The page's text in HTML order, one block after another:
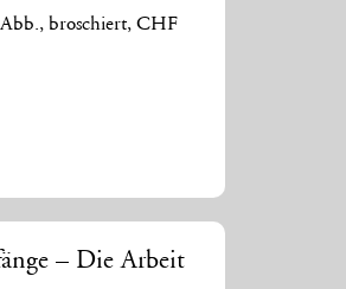
broschiert, CHF
– Die Arbeit